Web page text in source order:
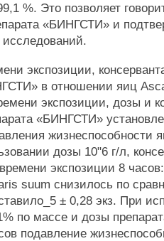
%. Это позволяет
«БИНГСТИ» и
экспозиции,
в отношении яиц
экспозиции, дозы и
«БИНГСТИ»
жизнеспособности
дозы 10"6 г/л,
экспозиции 8
suum снизилось по
± 0,28 экз. При
по массе и дозы
подавление